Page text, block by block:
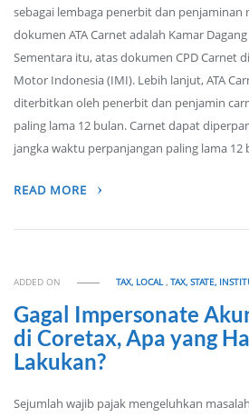
sebagai lembaga penerbit dan penjaminan
dokumen ATA Carnet adalah Kamar
Sementara itu, atas dokumen CPD Carnet
Motor Indonesia (IMI). Lebih lanjut, ATA
diterbitkan oleh penerbit dan penjamin
paling lama 12 bulan. Carnet dapat
jangka waktu perpanjangan paling lama 12
READ MORE
ADDED ON TAX, LOCAL,TAX, STATE,
Gagal Impersonate
di Coretax, Apa yang
Lakukan?
Sejumlah wajib pajak mengeluhkan